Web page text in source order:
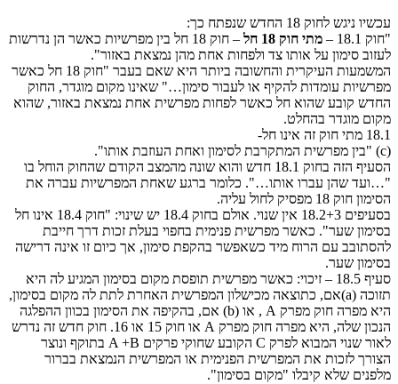
עכשיו ניגש לחוק 18 החדש שנפתח כך:
"חוק 18.1 –
מתי חוק 18 חל
– חוק 18 חל בין מפרשיות כאשר הן נדרשות
לעזוב סימון על אותו צד ולפחות אחת מהן נמצאת באזור".
המשמעות העיקרית והחשובה ביותר היא שאם בעבר "חוק 18 חל כאשר
מפרשיות עומדות להקיף או לעבור סימון…" שאינו מקום מוגדר, החוק
החדש קובע שהוא חל כאשר לפחות מפרשית אחת נמצאת באזור, שהוא
מקום מוגדר בהחלט.
18.1 מתי חוק זה אינו חל-
(c) "בין מפרשית המתקרבת לסימון ואחת העוזבת אותו".
הסעיף הזה בחוק 18.1 חדש והוא שונה מהמצב הקודם שהחוק הוחל בו
"…ועד שהן עברו אותו…". כלומר ברגע שאחת המפרשיות עברה את
הסימון חוק 18 מפסיק לחול עליה.
בסעיפים 18.2+3 אין שנוי. אולם בחוק 18.4 יש שינוי: "חוק 18.4 אינו חל
בסימון שער". כאשר מפרשית פנימית בחפוי בעלת זכות דרך חייבת
להסתובב עם הרוח מיד כשאפשר בהקפת סימון, אך כיום זו אינה דרישה
בסימון שער.
סעיף 18.5 – זיכוי: כאשר מפרשית תופסת מקום בסימון המגיע לה היא
תזוכה (a)אם, כתוצאה מכישלון המפרשית האחרת לתת לה מקום בסימון,
היא מפרה חוק מפרק A , או (b) אם, בהקיפה את הסימון בכוון ההפלגה
הנכון שלה, היא מפרה חוק מפרק A או חוק 15 או 16. חוק חדש זה נדרש
לאור שנוי המבוא לפרק C הקובע שחוקי פרקים A +B בתוקף ונוצר
הצורך לזכות את המפרשית הפנימית או המפרשית הנמצאת בברור
מלפנים שלא קיבלו "מקום בסימון".